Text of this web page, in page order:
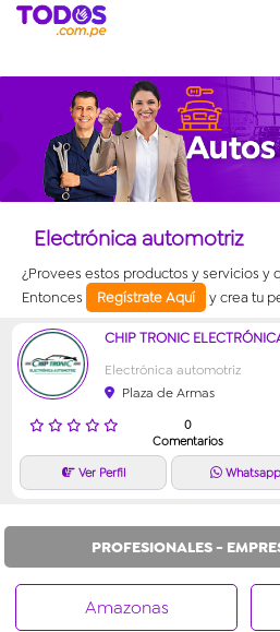
Electrónica automotriz
¿Provees estos productos y servicios y
Entonces
Regístrate Aquí y crea tu
CHIP TRONIC
Electrónica automotriz
Plaza de Armas
0
Comentarios
PROFESIONALES -
Amazonas